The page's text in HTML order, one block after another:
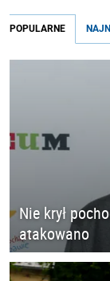
POPULARNE
Nie krył
atakowano